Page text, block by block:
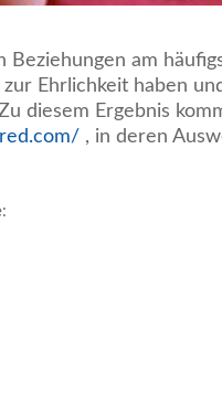
Beziehungen am
Ehrlichkeit haben
diesem Ergebnis
, in deren